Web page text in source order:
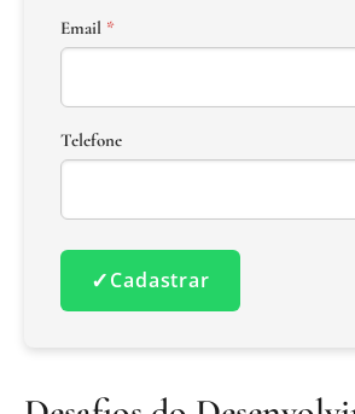
Email *
Telefone
✓Cadastrar